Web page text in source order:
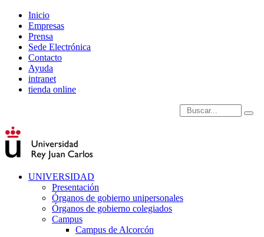
Inicio
Empresas
Prensa
Sede Electrónica
Contacto
Ayuda
intranet
tienda online
Introduce términos de
UNIVERSIDAD
Presentación
Órganos de gobierno unipersonales
Órganos de gobierno colegiados
Campus
Campus de Alcorcón